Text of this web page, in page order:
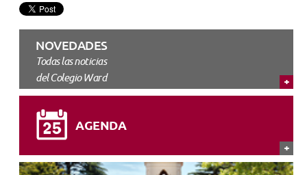
NOVEDADES
Todas las noticias
del Colegio Ward
AGENDA